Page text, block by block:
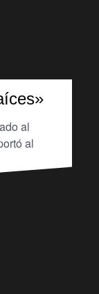
al
al